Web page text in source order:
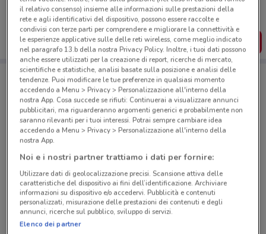
salvarle e creare la tua lista del risparmio, comodamente
dal tuo cellulare.
SCARICA L’APP
Negozi Carrefour Market a Roma
© MapTiler© OpenStreetMap contributors
Via Ajaccio, 37 Roma
890 m
APERTO
il relativo consenso) insieme alle informazioni sulle prestazioni della
rete e agli identificativi del dispositivo, possono essere raccolte e
condivisi con terze parti per comprendere e migliorare la connettività e
le esperienze applicative sulle delle reti wireless, come meglio indicato
nel paragrafo 13.b della nostra Privacy Policy. Inoltre, i tuoi dati possono
anche essere utilizzati per la creazione di report, ricerche di mercato,
scientifiche e statistiche, analisi basate sulla posizione e analisi delle
tendenze. Puoi modificare le tue preferenze in qualsiasi momento
accedendo a Menu > Privacy > Personalizzazione all'interno della
nostra App. Cosa succede se rifiuti: Continuerai a visualizzare annunci
pubblicitari, ma riguarderanno argomenti generici e probabilmente non
saranno rilevanti per i tuoi interessi. Potrai sempre cambiare idea
accedendo a Menu > Privacy > Personalizzazione all'interno della
nostra App.
Noi e i nostri partner trattiamo i dati per fornire:
Utilizzare dati di geolocalizzazione precisi. Scansione attiva delle
caratteristiche del dispositivo ai fini dell’identificazione. Archiviare
informazioni su dispositivo e/o accedervi. Pubblicità e contenuti
personalizzati, misurazione delle prestazioni dei contenuti e degli
annunci, ricerche sul pubblico, sviluppo di servizi.
Elenco dei partner